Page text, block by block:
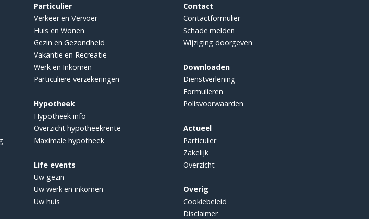
Particulier
Verkeer en Vervoer
Huis en Wonen
Gezin en Gezondheid
Vakantie en Recreatie
Werk en Inkomen
Particuliere verzekeringen
Hypotheek
Hypotheek info
Overzicht hypotheekrente
Maximale hypotheek
Life events
Uw gezin
Uw werk en inkomen
Uw huis
Contact
Contactformulier
Schade melden
Wijziging doorgeven
Downloaden
Dienstverlening
Formulieren
Polisvoorwaarden
Actueel
Particulier
Zakelijk
Overzicht
Overig
Cookiebeleid
Disclaimer